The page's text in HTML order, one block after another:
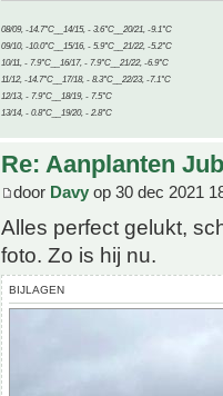
08/09, -14.7°C__14/15, - 3.6°C__20/21, -9.1°C
09/10, -10.0°C__15/16, - 5.9°C__21/22, -5.2°C
10/11, - 7.9°C__16/17, - 7.9°C__21/22, -6.9°C
11/12, -14.7°C__17/18, - 8.3°C__22/23, -7.1°C
12/13, - 7.9°C__18/19, - 7.5°C
13/14, - 0.8°C__19/20, - 2.8°C
Re: Aanplanten
door Davy op 30 dec 2021
Alles perfect gelukt,
foto. Zo is hij nu.
BIJLAGEN